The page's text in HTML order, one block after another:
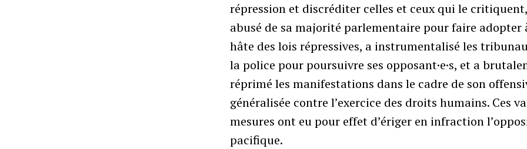
répression et discréditer celles et ceux qui le
abusé de sa majorité parlementaire pour faire adopter
hâte des lois répressives, a instrumentalisé les
la police pour poursuivre ses opposant·e·s, et a
réprimé les manifestations dans le cadre de son
généralisée contre l’exercice des droits humains. Ces
mesures ont eu pour effet d’ériger en infraction
pacifique.